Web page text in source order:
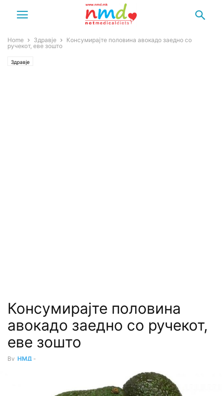
Home Здравје
Консумирајте половина авокадо заедно со
ручекот, еве зошто
Здравје
Консумирајте половина
авокадо заедно со ручекот,
еве зошто
By НМД -